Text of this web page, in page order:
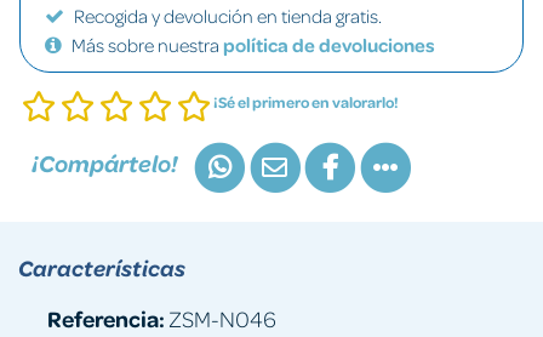
Recogida y devolución en tienda gratis.
Más sobre nuestra política de devoluciones
¡Sé el primero en valorarlo!
¡Compártelo!
Características
Referencia: ZSM-N046